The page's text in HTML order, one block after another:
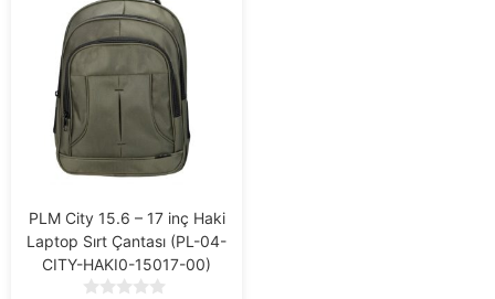
PLM City 15.6 – 17 inç Haki
Laptop Sırt Çantası (PL-04-
CITY-HAKI0-15017-00)